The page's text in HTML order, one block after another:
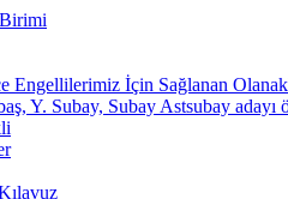
Engellilerimiz İçin Sağlanan
Y. Subay, Subay Astsubay adayı